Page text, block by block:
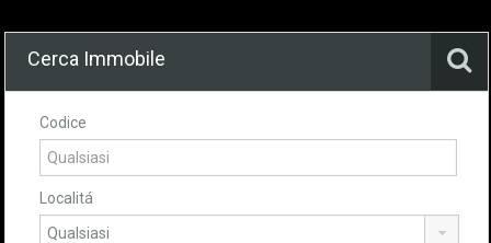
Cerca Immobile
Codice
Localitá